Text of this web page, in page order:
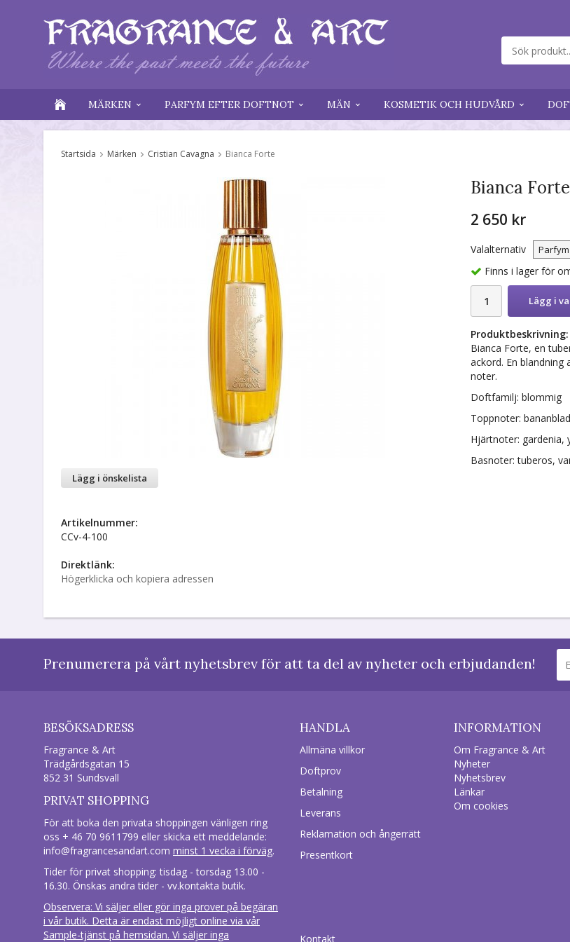
MÄRKEN PARFYM EFTER DOFTNOT MÄN KOSMETIK OCH HUDVÅRD
Startsida Märken Cristian Cavagna Bianca Forte
Bianca Forte
2 650 kr
Valalternativ
Finns i lager för
Lägg i
Produktbeskrivning:
Bianca Forte, en
ackord. En blandning
noter.
Doftfamilj: blommig
Toppnoter:
Hjärtnoter: gardenia,
Basnoter: tuberos,
Lägg i önskelista
Artikelnummer:
CCv-4-100
Direktlänk:
Högerklicka och kopiera adressen
Prenumerera på vårt nyhetsbrev för att ta del av nyheter och erbjudanden!
BESÖKSADRESS
Fragrance & Art
Trädgårdsgatan 15
852 31 Sundsvall
PRIVAT SHOPPING
För att boka den privata shoppingen vänligen ring
oss + 46 70 9611799 eller skicka ett meddelande:
info@fragrancesandart.com minst 1 vecka i förväg.
Tider för privat shopping: tisdag - torsdag 13.00 -
16.30. Önskas andra tider - vv.kontakta butik.
Observera: Vi säljer eller gör inga prover på begäran
i vår butik. Detta är endast möjligt online via vår
Sample-tjänst på hemsidan. Vi säljer inga
HANDLA
Allmäna villkor
Doftprov
Betalning
Leverans
Reklamation och ångerrätt
Presentkort
Kontakt
INFORMATION
Om Fragrance & Art
Nyheter
Nyhetsbrev
Länkar
Om cookies